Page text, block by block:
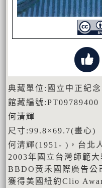
典藏單位:國立中正紀
館藏編號:PT09789400
何清輝
尺寸:99.8×69.7(畫心)
何清輝(1951- )，台北
2003年國立台灣師範
BBDO黃禾國際廣告公
獲得美國紐約Clio